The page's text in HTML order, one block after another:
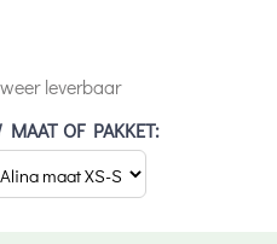
leverbaar
MAAT OF PAKKET: